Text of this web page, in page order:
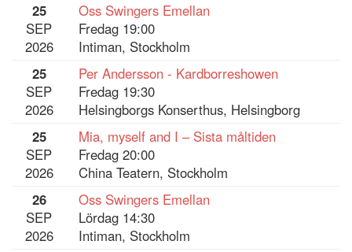
25
SEP
2026
Oss Swingers Emellan
Fredag 19:00
Intiman, Stockholm
25
SEP
2026
Per Andersson - Kardborreshowen
Fredag 19:30
Helsingborgs Konserthus, Helsingborg
25
SEP
2026
Mia, myself and I – Sista måltiden
Fredag 20:00
China Teatern, Stockholm
26
SEP
2026
Oss Swingers Emellan
Lördag 14:30
Intiman, Stockholm